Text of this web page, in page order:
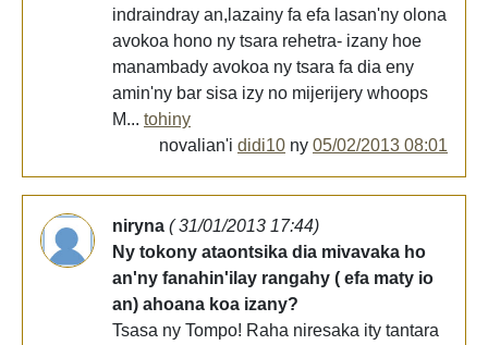
indraindray an,lazainy fa efa lasan'ny olona
avokoa hono ny tsara rehetra- izany hoe
manambady avokoa ny tsara fa dia eny
amin'ny bar sisa izy no mijerijery whoops
M... tohiny
novalian'i didi10 ny 05/02/2013 08:01
niryna ( 31/01/2013 17:44)
Ny tokony ataontsika dia mivavaka ho
an'ny fanahin'ilay rangahy ( efa maty io
an) ahoana koa izany?
Tsasa ny Tompo! Raha niresaka ity tantara